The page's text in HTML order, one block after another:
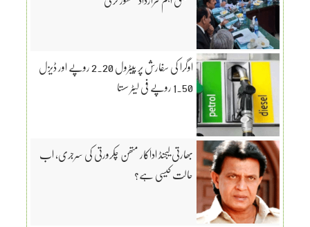
اوگرا کی سفارش پر پیٹرول 2.20 روپے اور ڈیزل
1.50 روپے فی لیٹر سستا
بھارتی لیجنڈ اداکار متھن چکرورتی کی سرجری، اب
حالت کیسی ہے؟